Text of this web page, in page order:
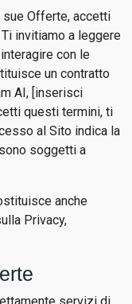
sue Offerte, accetti
invitiamo a leggere
con le
un contratto
AI, [inserisci
questi termini, ti
al Sito indica la
soggetti a
anche
Privacy,